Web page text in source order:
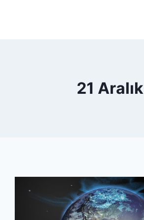
21 Aralık